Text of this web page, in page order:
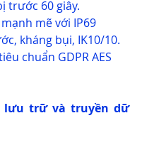
trước 60 giây.
mẽ với IP69
kháng bụi, IK10/10.
chuẩn GDPR AES
lưu trữ và truyền dữ